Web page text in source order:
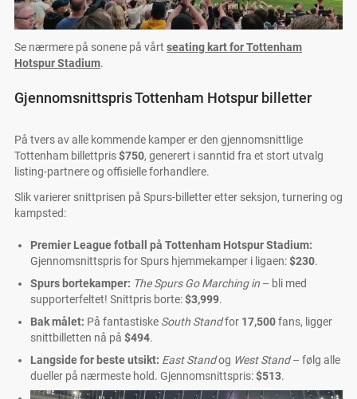
Se nærmere på sonene på vårt seating kart for Tottenham
Hotspur Stadium.
Gjennomsnittspris Tottenham Hotspur billetter
På tvers av alle kommende kamper er den gjennomsnittlige
Tottenham billettpris$750, generert i sanntid fra et stort utvalg
listing-partnere og offisielle forhandlere.
Slik varierer snittprisen på Spurs-billetter etter seksjon, turnering og
kampsted:
Premier League fotball på Tottenham Hotspur Stadium:
Gjennomsnittspris for Spurs hjemmekamper i ligaen:$230.
Spurs bortekamper: The Spurs Go Marching in – bli med
supporterfeltet! Snittpris borte:$3,999.
Bak målet: På fantastiske South Standfor 17,500fans, ligger
snittbilletten nå på $494.
Langside for beste utsikt: East Standog West Stand– følg alle
dueller på nærmeste hold. Gjennomsnittspris:$513.